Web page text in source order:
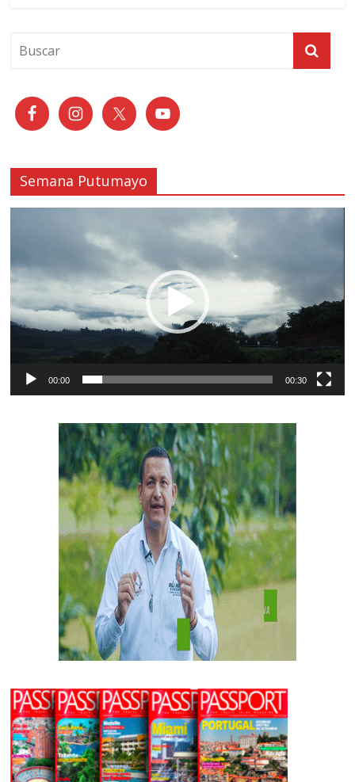
Semana Putumayo
00:00 00:30